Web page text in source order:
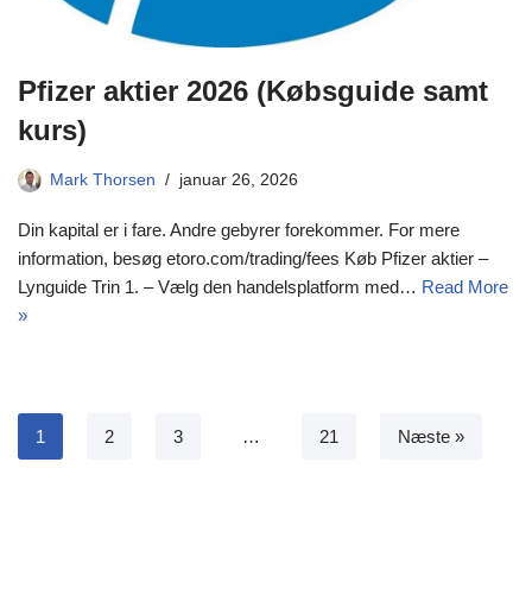
Pfizer aktier 2026 (Købsguide samt
kurs)
Mark Thorsen januar 26, 2026
Din kapital er i fare. Andre gebyrer forekommer. For mere
information, besøg etoro.com/trading/fees Køb Pfizer aktier –
Lynguide Trin 1. – Vælg den handelsplatform med… Read More
»
1 2 3 … 21 Næste »